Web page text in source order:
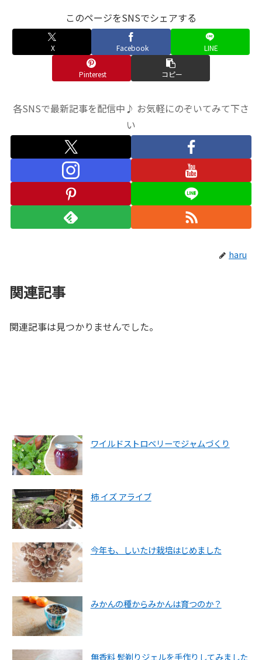
このページをSNSでシェアする
X Facebook LINE
Pinterest コピー
各SNSで最新記事を配信中♪ お気軽にのぞいてみて下さ
い
haru
関連記事
関連記事は見つかりませんでした。
ワイルドストロベリーでジャムづくり
柿 イズ アライブ
今年も、しいたけ栽培はじめました
みかんの種からみかんは育つのか？
無香料 髭剃りジェルを手作りしてみました